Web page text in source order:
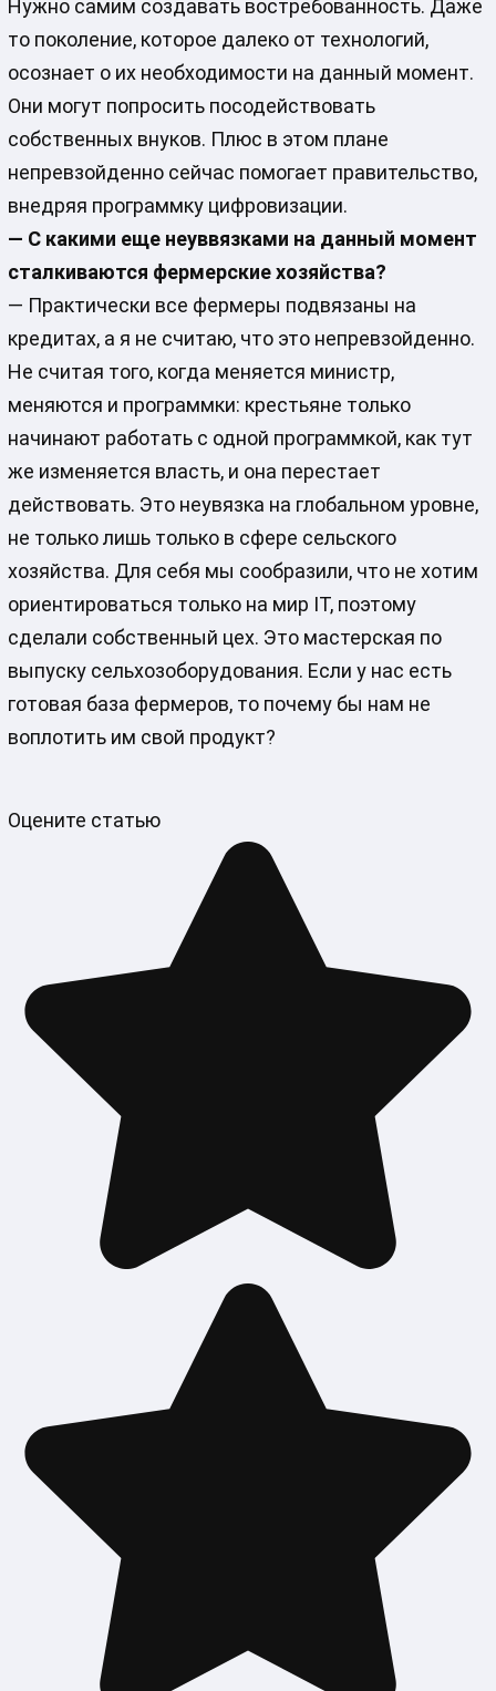
Нужно самим создавать востребованность. Даже
то поколение, которое далеко от технологий,
осознает о их необходимости на данный момент.
Они могут попросить посодействовать
собственных внуков. Плюс в этом плане
непревзойденно сейчас помогает правительство,
внедряя программку цифровизации.
— С какими еще неуввязками на данный момент
сталкиваются фермерские хозяйства?
— Практически все фермеры подвязаны на
кредитах, а я не считаю, что это непревзойденно.
Не считая того, когда меняется министр,
меняются и программки: крестьяне только
начинают работать с одной программкой, как тут
же изменяется власть, и она перестает
действовать. Это неувязка на глобальном уровне,
не только лишь только в сфере сельского
хозяйства. Для себя мы сообразили, что не хотим
ориентироваться только на мир IT, поэтому
сделали собственный цех. Это мастерская по
выпуску сельхозоборудования. Если у нас есть
готовая база фермеров, то почему бы нам не
воплотить им свой продукт?
Оцените статью